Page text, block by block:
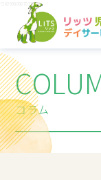
?20260808070222
コラム